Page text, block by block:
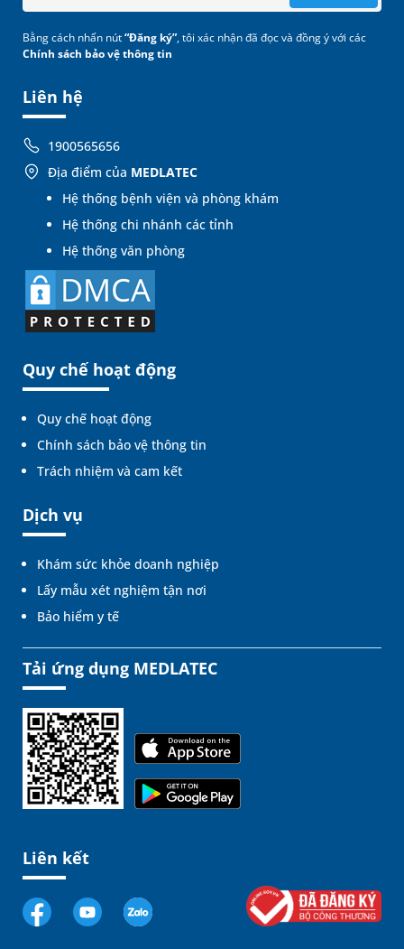
Liên hệ
1900565656
Địa điểm của MEDLATEC
Hệ thống bệnh viện và phòng khám
Hệ thống chi nhánh các tỉnh
Hệ thống văn phòng
Quy chế hoạt động
Quy chế hoạt động
Chính sách bảo vệ thông tin
Trách nhiệm và cam kết
Dịch vụ
Khám sức khỏe doanh nghiệp
Lấy mẫu xét nghiệm tận nơi
Bảo hiểm y tế
Bằng cách nhấn nút“Đăng ký”, tôi xác nhận đã đọc và đồng ý với các
Chính sách bảo vệ thông tin
Tải ứng dụng MEDLATEC
Liên kết